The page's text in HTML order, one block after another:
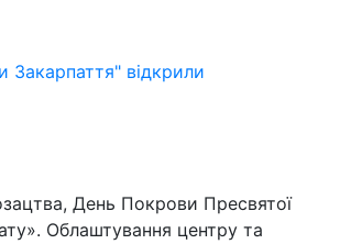
Закарпаття" відкрили
День Покрови Пресвятої
Облаштування центру та